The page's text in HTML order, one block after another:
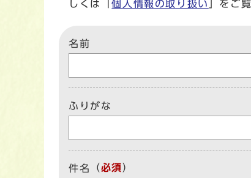
しくは「個人情報の取り扱い 」をご
名前
ふりがな
件名 （必須）